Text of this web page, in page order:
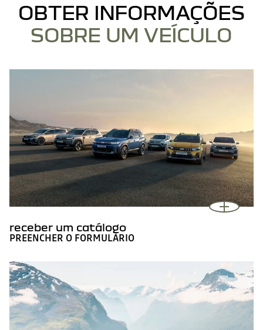
OBTER INFORMAÇÕES
SOBRE UM VEÍCULO
receber um catálogo
PREENCHER O FORMULÁRIO